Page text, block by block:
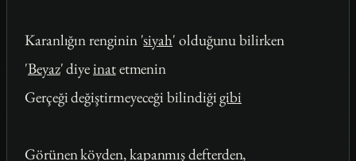
Karanlığın renginin 'siyah' olduğunu bilirken
'Beyaz' diyeinatetmenin
Gerçeği değiştirmeyeceği bilindiğigibi
Görünen köyden, kapanmış defterden,